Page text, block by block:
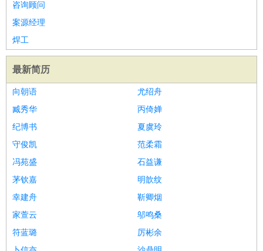
咨询顾问
案源经理
焊工
最新简历
向朝语
尤绍舟
臧秀华
丙倚婵
纪博书
夏虞玲
守俊凯
范柔霜
冯苑盛
石益谦
茅钦嘉
明歆纹
幸建舟
靳卿烟
家萱云
邬鸣桑
符蓝璐
厉彬余